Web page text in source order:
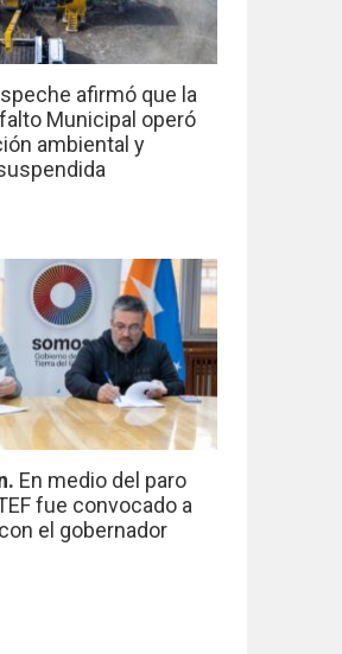
afirmó que la
Municipal operó
ambiental y
En medio del paro
fue convocado a
el gobernador